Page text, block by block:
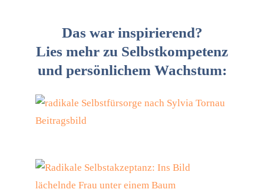
Das war inspirierend?
Lies mehr zu Selbstkompetenz
und persönlichem Wachstum: